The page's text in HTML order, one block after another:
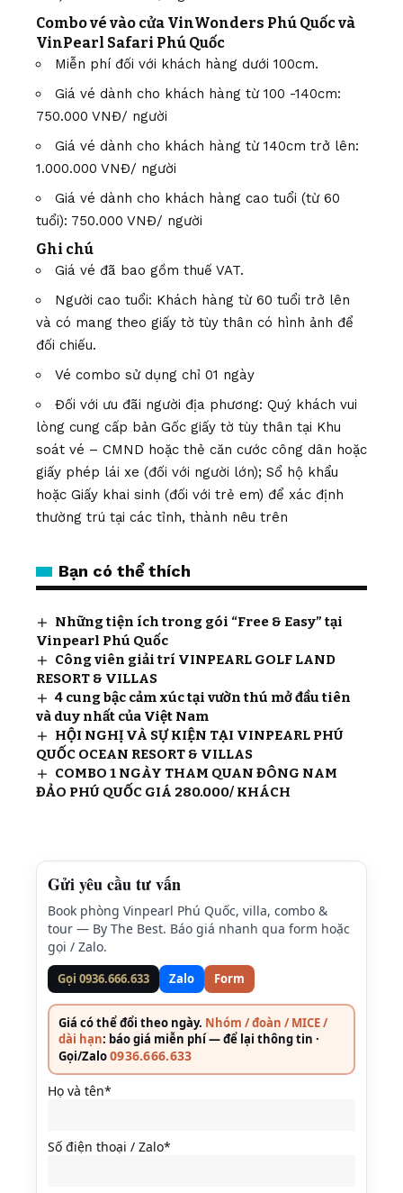
Combo vé vào cửa VinWonders Phú Quốc và
VinPearl Safari Phú Quốc
Miễn phí đối với khách hàng dưới 100cm.
Giá vé dành cho khách hàng từ 100 -140cm:
750.000 VNĐ/ người
Giá vé dành cho khách hàng từ 140cm trở lên:
1.000.000 VNĐ/ người
Giá vé dành cho khách hàng cao tuổi (từ 60
tuổi): 750.000 VNĐ/ người
Ghi chú
Giá vé đã bao gồm thuế VAT.
Người cao tuổi: Khách hàng từ 60 tuổi trở lên
và có mang theo giấy tờ tùy thân có hình ảnh để
đối chiếu.
Vé combo sử dụng chỉ 01 ngày
Đối với ưu đãi người địa phương: Quý khách vui
lòng cung cấp bản Gốc giấy tờ tùy thân tại Khu
soát vé – CMND hoặc thẻ căn cước công dân hoặc
giấy phép lái xe (đối với người lớn); Sổ hộ khẩu
hoặc Giấy khai sinh (đối với trẻ em) để xác định
thường trú tại các tỉnh, thành nêu trên
Bạn có thể thích
Những tiện ích trong gói “Free & Easy” tại
Vinpearl Phú Quốc
Công viên giải trí VINPEARL GOLF LAND
RESORT & VILLAS
4 cung bậc cảm xúc tại vườn thú mở đầu tiên
và duy nhất của Việt Nam
HỘI NGHỊ VÀ SỰ KIỆN TẠI VINPEARL PHÚ
QUỐC OCEAN RESORT & VILLAS
COMBO 1 NGÀY THAM QUAN ĐÔNG NAM
ĐẢO PHÚ QUỐC GIÁ 280.000/ KHÁCH
Gửi yêu cầu tư vấn
Book phòng Vinpearl Phú Quốc, villa, combo &
tour — By The Best. Báo giá nhanh qua form hoặc
gọi / Zalo.
Gọi 0936.666.633 Zalo Form
Giá có thể đổi theo ngày. Nhóm / đoàn / MICE /
dài hạn: báo giá miễn phí — để lại thông tin ·
Gọi/Zalo0936.666.633
Họ và tên*
Số điện thoại / Zalo*